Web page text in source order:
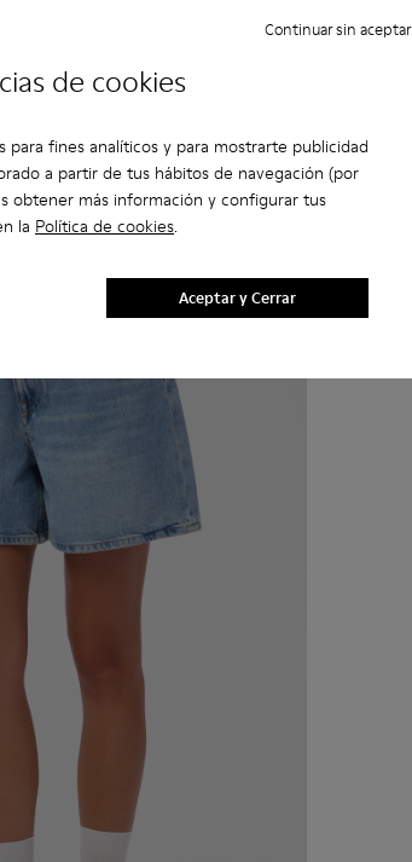
de cookies
para fines analíticos y para mostrarte publicidad
a partir de tus hábitos de navegación (por
obtener más información y configurar tus
la Política de cookies.
Continuar sin aceptar
Aceptar y Cerrar